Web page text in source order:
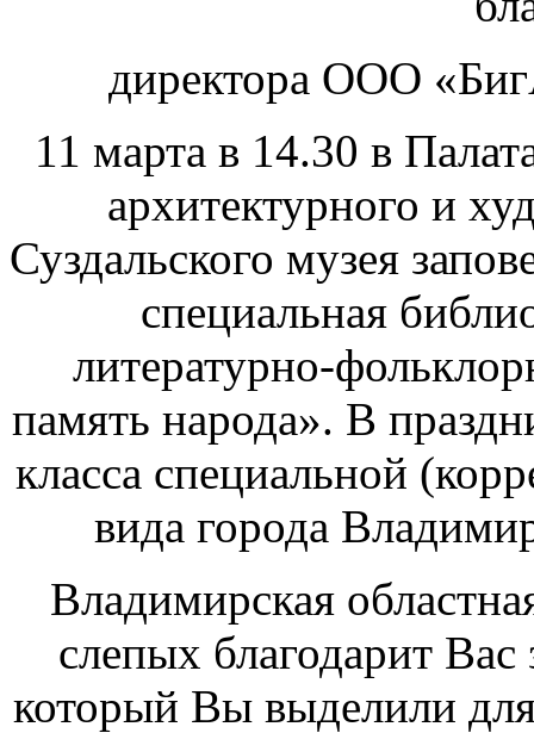
директора ООО
11 марта в 14.30 в
архитектурного и
Суздальского музея
специальная
литературно-
память народа». В
класса специальной
вида города
Владимирская
слепых благодарит
который Вы выделили